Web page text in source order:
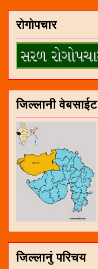
रोगोपचार
जिल्लानी वेबसाईट
जिल्लानुं परिचय